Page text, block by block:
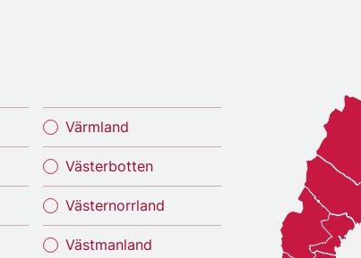
Värmland
Västerbotten
Västernorrland
Västmanland